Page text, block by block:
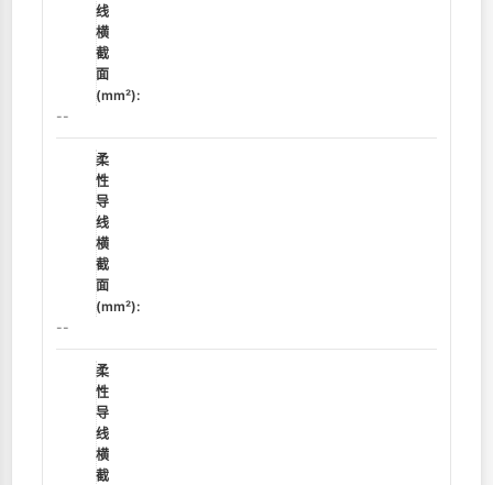
线
横
截
面
(mm²):
--
柔
性
导
线
横
截
面
(mm²):
--
柔
性
导
线
横
截